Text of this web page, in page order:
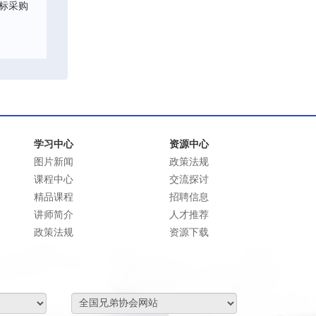
采购
学习中心
图片新闻
课程中心
精品课程
讲师简介
政策法规
资源中心
政策法规
交流探讨
招聘信息
人才推荐
资源下载